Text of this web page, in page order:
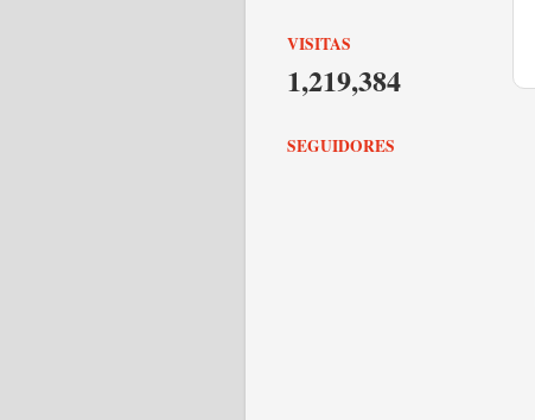
VISITAS
1,219,384
SEGUIDORES